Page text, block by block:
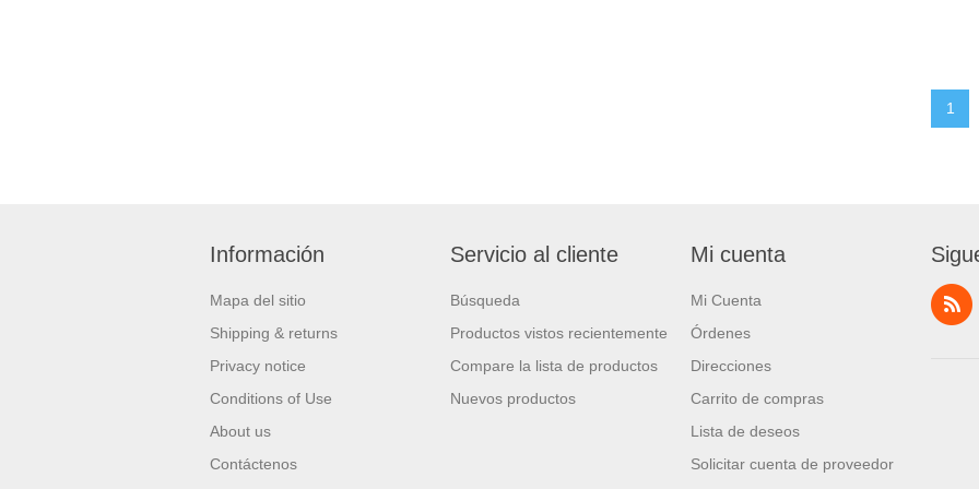
1
Información
Mapa del sitio
Shipping & returns
Privacy notice
Conditions of Use
About us
Contáctenos
Servicio al cliente
Búsqueda
Productos vistos recientemente
Compare la lista de productos
Nuevos productos
Mi cuenta
Mi Cuenta
Órdenes
Direcciones
Carrito de compras
Lista de deseos
Solicitar cuenta de proveedor